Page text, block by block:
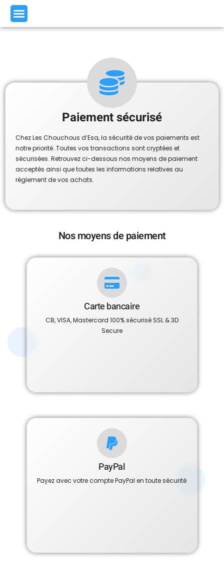
Paiement sécurisé
Chez Les Chouchous d’Esa, la sécurité de vos paiements est
notre priorité. Toutes vos transactions sont cryptées et
sécurisées. Retrouvez ci-dessous nos moyens de paiement
acceptés ainsi que toutes les informations relatives au
règlement de vos achats.
Nos moyens de paiement
Carte bancaire
CB, VISA, Mastercard 100% sécurisé SSL & 3D
Secure
PayPal
Payez avec votre compte PayPal en toute sécurité